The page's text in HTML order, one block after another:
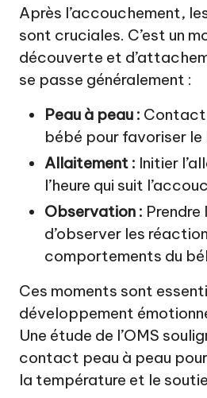
Après l’accouchement,
sont cruciales. C’est un
découverte et
se passe généralement :
Peau à peau : Contact
bébé pour favoriser le
Allaitement : Initier
l’heure qui suit
Observation :
d’observer les
comportements du
Ces moments sont
développement
Une étude de l’OMS
contact peau à peau
la température et le